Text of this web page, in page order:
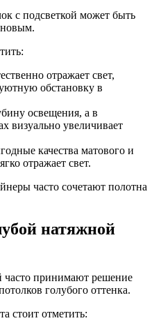
с подсветкой может быть
отражает свет,
обстановку в
освещения, а в
визуально увеличивает
качества матового и
отражает свет.
часто сочетают полотна
натяжной
принимают решение
голубого оттенка.
стоит отметить: